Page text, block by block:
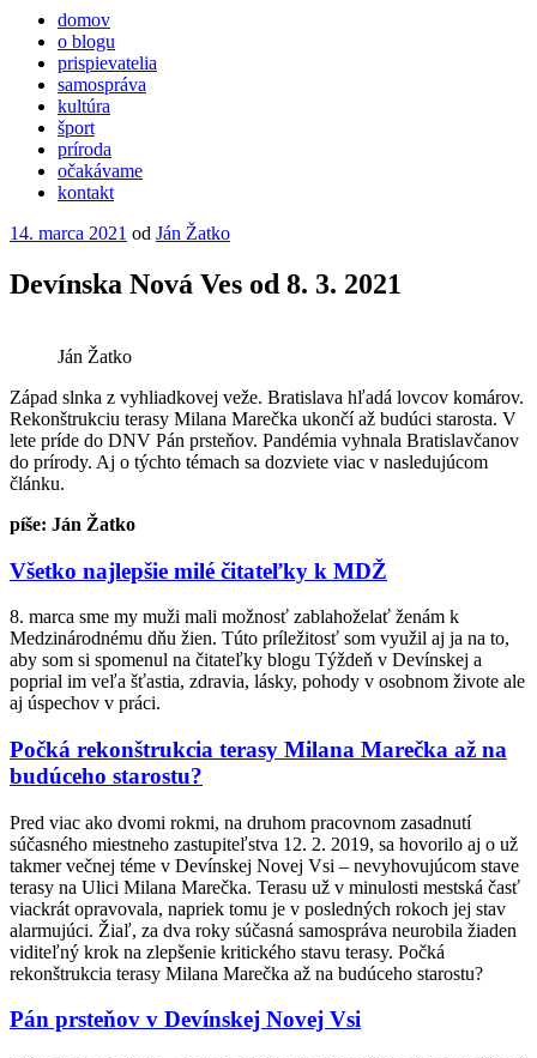
domov
o blogu
prispievatelia
samospráva
kultúra
šport
príroda
očakávame
kontakt
Publikované
14. marca 2021 od Ján Žatko
Devínska Nová Ves od 8. 3. 2021
Ján Žatko
Západ slnka z vyhliadkovej veže. Bratislava hľadá lovcov komárov.
Rekonštrukciu terasy Milana Marečka ukončí až budúci starosta. V
lete príde do DNV Pán prsteňov. Pandémia vyhnala Bratislavčanov
do prírody. Aj o týchto témach sa dozviete viac v nasledujúcom
článku.
píše: Ján Žatko
Všetko najlepšie milé čitateľky k MDŽ
8. marca sme my muži mali možnosť zablahoželať ženám k
Medzinárodnému dňu žien. Túto príležitosť som využil aj ja na to,
aby som si spomenul na čitateľky blogu Týždeň v Devínskej a
poprial im veľa šťastia, zdravia, lásky, pohody v osobnom živote ale
aj úspechov v práci.
Počká rekonštrukcia terasy Milana Marečka až na
budúceho starostu?
Pred viac ako dvomi rokmi, na druhom pracovnom zasadnutí
súčasného miestneho zastupiteľstva 12. 2. 2019, sa hovorilo aj o už
takmer večnej téme v Devínskej Novej Vsi – nevyhovujúcom stave
terasy na Ulici Milana Marečka. Terasu už v minulosti mestská časť
viackrát opravovala, napriek tomu je v posledných rokoch jej stav
alarmujúci. Žiaľ, za dva roky súčasná samospráva neurobila žiaden
viditeľný krok na zlepšenie kritického stavu terasy. Počká
rekonštrukcia terasy Milana Marečka až na budúceho starostu?
Pán prsteňov v Devínskej Novej Vsi